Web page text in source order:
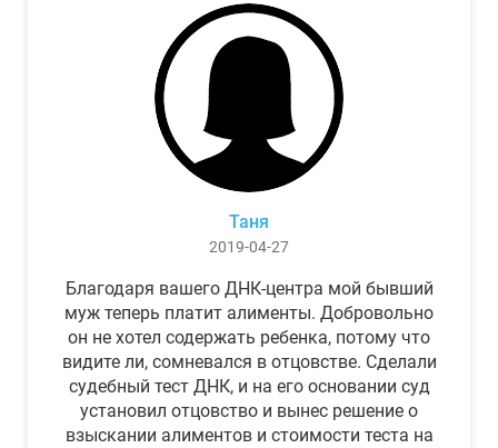
Таня
2019-04-27
Благодаря вашего ДНК-центра мой бывший
муж теперь платит алименты. Добровольно
он не хотел содержать ребенка, потому что
видите ли, сомневался в отцовстве. Сделали
судебный тест ДНК, и на его основании суд
установил отцовство и вынес решение о
взыскании алиментов и стоимости теста на